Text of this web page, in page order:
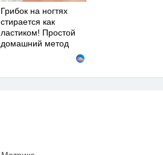
Грибок на ногтях
стирается как
ластиком! Простой
домашний метод